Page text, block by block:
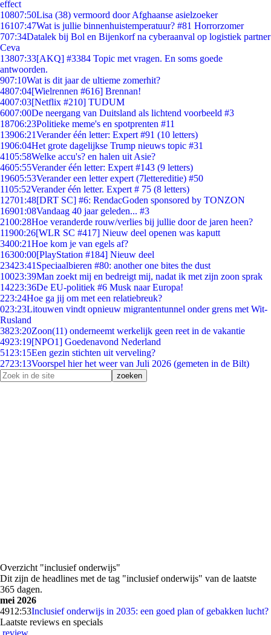
effect
10807:50Lisa (38) vermoord door Afghaanse asielzoeker
16107:47Wat is jullie binnenhuistemperatuur? #81 Horrorzomer
707:34Datalek bij Bol en Bijenkorf na cyberaanval op logistiek partner
Ceva
13807:33[AKQ] #3384 Topic met vragen. En soms goede
antwoorden.
907:10Wat is dit jaar de ultieme zomerhit?
4807:04[Wielrennen #616] Brennan!
4007:03[Netflix #210] TUDUM
6007:00De neergang van Duitsland als lichtend voorbeeld #3
18706:23Politieke meme's en spotprenten #11
13906:21Verander één letter: Expert #91 (10 letters)
1906:04Het grote dagelijkse Trump nieuws topic #31
4105:58Welke accu's? en halen uit Asie?
4605:55Verander één letter: Expert #143 (9 letters)
19605:53Verander een letter expert (7lettereditie) #50
1105:52Verander één letter. Expert # 75 (8 letters)
12701:48[DRT SC] #6: RendacGoden sponsored by TONZON
16901:08Vandaag 40 jaar geleden... #3
2100:28Hoe veranderde rouw/verlies bij jullie door de jaren heen?
11900:26[WLR SC #417] Nieuw deel openen was kaputt
3400:21Hoe kom je van egels af?
16300:00[PlayStation #184] Nieuw deel
23423:41 Speciaalbieren #80: another one bites the dust
10023:39Man zoekt mij en bedreigt mij, nadat ik met zijn zoon sprak
14223:36De EU-politiek #6 Musk naar Europa!
223:24Hoe ga jij om met een relatiebreuk?
023:23Litouwen vindt opnieuw migrantentunnel onder grens met Wit-
Rusland
3823:20Zoon(11) onderneemt werkelijk geen reet in de vakantie
4923:19[NPO1] Goedenavond Nederland
51 23:15Een gezin stichten uit verveling?
2723:13Voorspel hier het weer van Juli 2026 (gemeten in de Bilt)
Overzicht "inclusief onderwijs"
Dit zijn de headlines met de tag "inclusief onderwijs" van de laatste
365 dagen.
mei 2026
4912:53Inclusief onderwijs in 2035: een goed plan of gebakken lucht?
Laatste reviews en specials
review